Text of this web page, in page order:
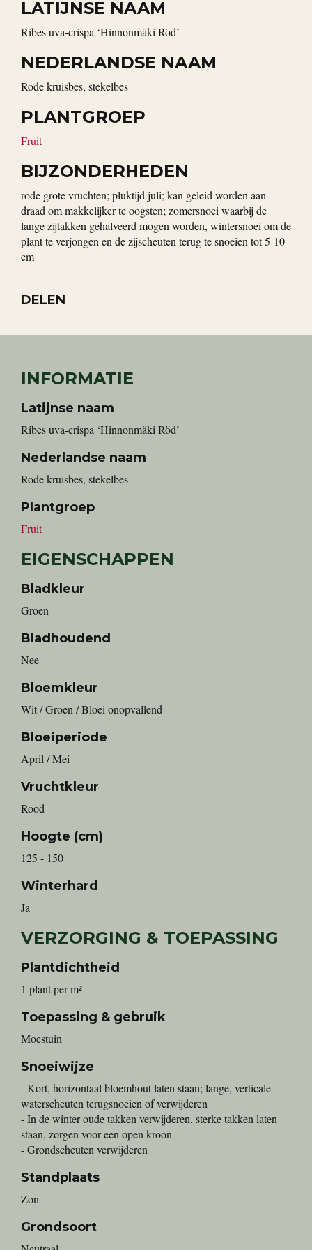
LATIJNSE NAAM
Ribes uva-crispa ‘Hinnonmäki Röd’
NEDERLANDSE NAAM
rode kruisbes, stekelbes
PLANTGROEP
Fruit
BIJZONDERHEDEN
rode grote vruchten; pluktijd juli; kan geleid worden aan
draad om makkelijker te oogsten; zomersnoei waarbij de
lange zijtakken gehalveerd mogen worden, wintersnoei om de
plant te verjongen en de zijscheuten terug te snoeien tot 5-10
cm
DELEN
INFORMATIE
Latijnse naam
Ribes uva-crispa ‘Hinnonmäki Röd’
Nederlandse naam
rode kruisbes, stekelbes
Plantgroep
Fruit
EIGENSCHAPPEN
Bladkleur
Groen
Bladhoudend
Nee
Bloemkleur
Wit / Groen / Bloei onopvallend
Bloeiperiode
April / Mei
Vruchtkleur
Rood
Hoogte (cm)
125 - 150
Winterhard
Ja
VERZORGING & TOEPASSING
Plantdichtheid
1 plant per m²
Toepassing & gebruik
Moestuin
Snoeiwijze
- Kort, horizontaal bloemhout laten staan; lange, verticale
waterscheuten terugsnoeien of verwijderen
- In de winter oude takken verwijderen, sterke takken laten
staan, zorgen voor een open kroon
- Grondscheuten verwijderen
Standplaats
Zon
Grondsoort